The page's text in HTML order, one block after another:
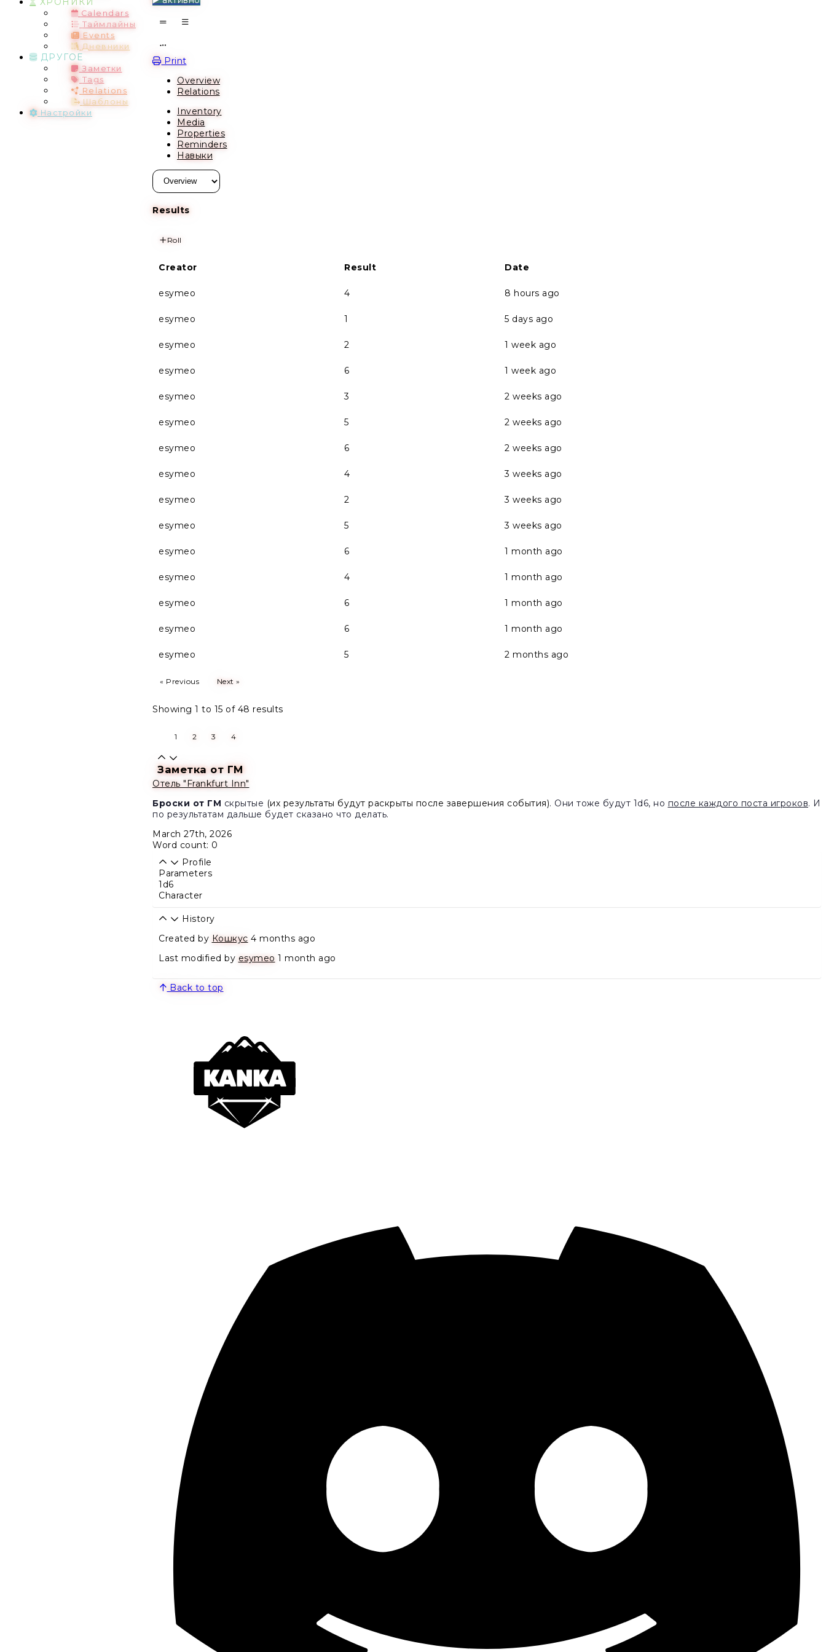
Calendars
Таймлайны
Events
Дневники
ДРУГОЕ
Заметки
Tags
Relations
Шаблоны
Настройки
Print
Overview
Relations
Inventory
Media
Properties
Reminders
Навыки
Results
Roll
Creator Result Date
esymeo 4 8 hours ago
esymeo 1 5 days ago
esymeo 2 1 week ago
esymeo 6 1 week ago
esymeo 3 2 weeks ago
esymeo 5 2 weeks ago
esymeo 6 2 weeks ago
esymeo 4 3 weeks ago
esymeo 2 3 weeks ago
esymeo 5 3 weeks ago
esymeo 6 1 month ago
esymeo 4 1 month ago
esymeo 6 1 month ago
esymeo 6 1 month ago
esymeo 5 2 months ago
« Previous Next »
Showing 1 to 15 of 48 results
1 2 3 4
Заметка от ГМ
Отель "Frankfurt Inn"
Броски от ГМ скрытые (их результаты будут раскрыты после завершения события). Они тоже будут 1d6, но после каждого поста игроков. И
по результатам дальше будет сказано что делать.
March 27th, 2026
Word count: 0
Profile
Parameters
1d6
Character
History
Created by Кошкус 4 months ago
Last modified by esymeo 1 month ago
Back to top